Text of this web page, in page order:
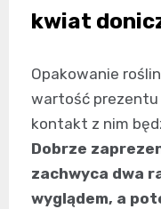
kwiat
Opakowanie
wartość prezentu
kontakt z nim
Dobrze
zachwyca dwa
wyglądem, a